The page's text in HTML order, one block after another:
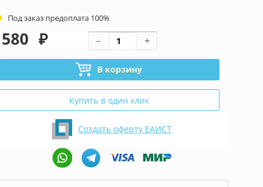
Под заказ предоплата 100%
580 ₽
В корзину
Купить в один клик
Создать оферту ЕАИСТ